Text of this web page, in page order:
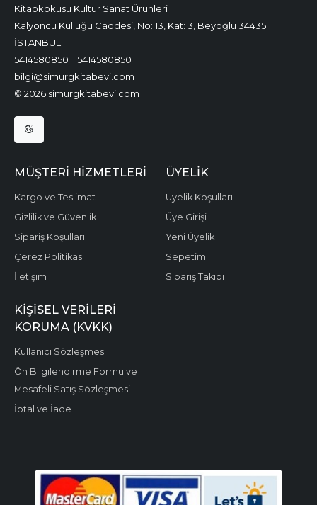
Kitapkokusu Kültür Sanat Ürünleri
Kalyoncu Kulluğu Caddesi, No: 13, Kat: 3, Beyoğlu 34435
İSTANBUL
5414580850
5414580850
bilgi@simurgkitabevi.com
© 2026 simurgkitabevi.com
MÜŞTERI HIZMETLERI
Kargo ve Teslimat
Gizlilik ve Güvenlik
Sipariş Koşulları
Çerez Politikası
İletişim
ÜYELIK
Üyelik Koşulları
Üye Girişi
Yeni Üyelik
Sepetim
Sipariş Takibi
KIŞISEL VERILERI
KORUMA (KVKK)
Kullanıcı Sözleşmesi
Ön Bilgilendirme Formu ve
Mesafeli Satış Sözleşmesi
İptal ve İade